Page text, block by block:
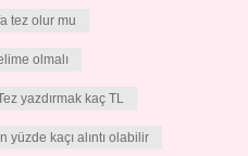
tez olur mu
olmalı
yazdırmak kaç TL
yüzde kaçı alıntı olabilir